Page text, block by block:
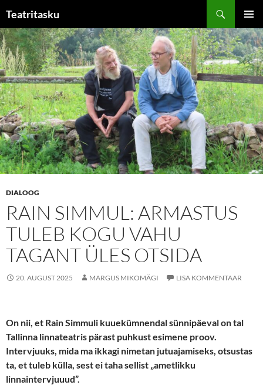
sisu
juurde
Teatritasku
DIALOOG
RAIN SIMMUL: ARMASTUS
TULEB KOGU VAHU
TAGANT ÜLES OTSIDA
20. AUGUST 2025 MARGUS MIKOMÄGI LISA KOMMENTAAR
On nii, et Rain Simmuli kuuekümnendal sünnipäeval on tal
Tallinna linnateatris pärast puhkust esimene proov.
Intervjuuks, mida ma ikkagi nimetan jutuajamiseks, otsustas
ta, et tuleb külla, sest ei taha sellist „ametlikku
linnaintervjuuud”.